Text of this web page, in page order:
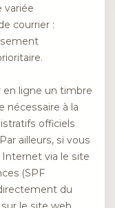
variée
courrier :
en ligne un timbre
nécessaire à la
officiels
ailleurs, si vous
via le site
(SPF
du